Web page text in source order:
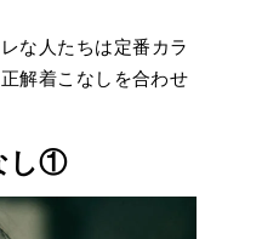
な人たちは定番カラ
解着こなしを合わせ
し①